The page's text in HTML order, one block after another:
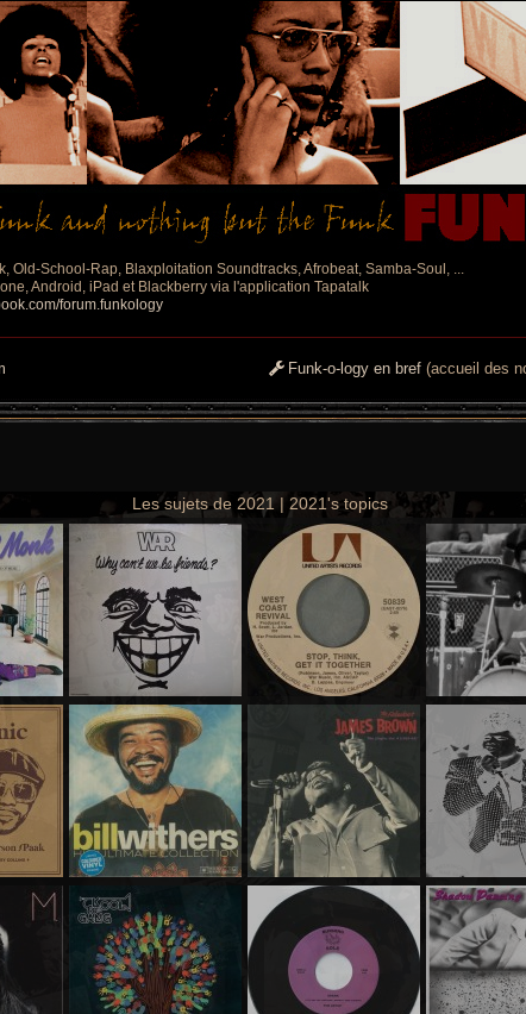
Old-School-Rap, Blaxploitation Soundtracks, Afrobeat, Samba-Soul, ...
Android, iPad et Blackberry via l'application Tapatalk
forum.funkology
Funk-o-logy en bref (accueil des
Les sujets de 2021 | 2021's topics